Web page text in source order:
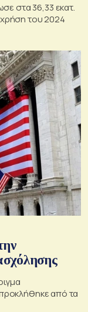
στα 36,33 εκατ.
του 2024
από τα